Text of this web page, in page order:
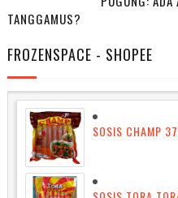
TANGGAMUS?
FROZENSPACE - SHOPEE
SOSIS CHAMP